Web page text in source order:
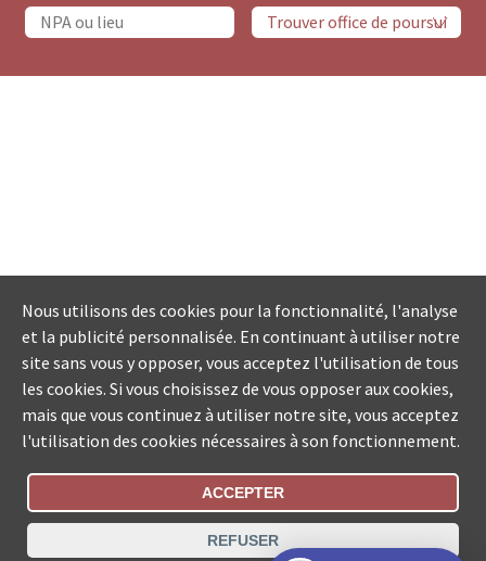
Statut De La Commande
Nous utilisons des cookies pour la fonctionnalité, l'analyse
et la publicité personnalisée. En continuant à utiliser notre
site sans vous y opposer, vous acceptez l'utilisation de tous
les cookies. Si vous choisissez de vous opposer aux cookies,
mais que vous continuez à utiliser notre site, vous acceptez
l'utilisation des cookies nécessaires à son fonctionnement.
ACCEPTER
REFUSER